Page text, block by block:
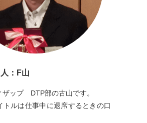
：F山
ザップ DTP部の古山です。
トルは仕事中に退席するときの口